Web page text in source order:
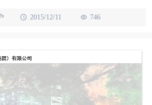
2015/12/11 746